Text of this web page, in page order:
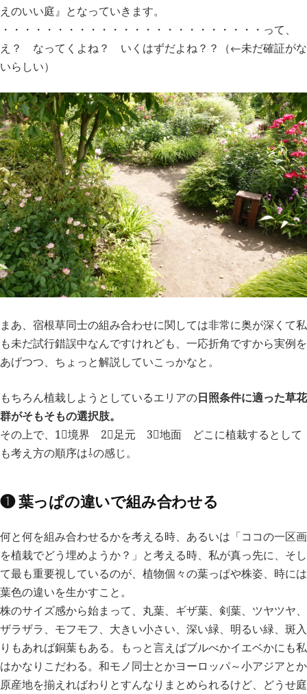
えのいい庭』となっていきます。
・・・・・・・・・・・・・・・・・・・・・・・・って、
え？ なってくよね？ いくはずだよね？？（←未だ確証がな
いらしい）
まあ、宿根草同士の組み合わせに関しては非常に奥が深くて私
も未だ試行錯誤中なんですけれども、一応折角ですから実例を
あげつつ、ちょっと解説していこっかなと。
もちろん植栽しようとしているエリアの日照条件に適った草花
群がそもそもの選択肢。
その上で、1⃣境界 2⃣足元 3⃣地面 どこに植栽するとして
も考え方の順序は⇩の感じ。
❶ 葉っぱの違いで組み合わせる
何と何を組み合わせるかを考える時、あるいは「ココの一区画
を植栽でどう埋めようか？」と考える時、私が真っ先に、そし
て最も重要視しているのが、植物個々の葉っぱや株姿、時には
葉色の違いを生かすこと。
株のサイズ感から始まって、丸葉、ギザ葉、剣葉、ツヤツヤ、
ザラザラ、モフモフ、大きい小さい、深い緑、明るい緑、斑入
りもあれば銅葉もある。もっと言えばブルべかイエベかにも私
はかなりこだわる。和モノ同士とかヨーロッパ～小アジアとか
原産地を揃えればわりとすんなりまとめられるけど、どうせ庭